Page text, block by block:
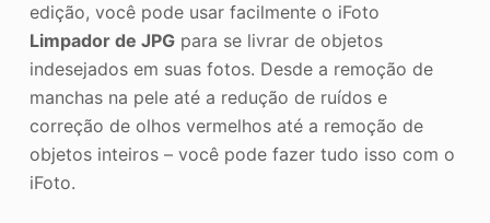
edição, você pode usar facilmente o iFoto
Limpador de JPGpara se livrar de objetos
indesejados em suas fotos. Desde a remoção de
manchas na pele até a redução de ruídos e
correção de olhos vermelhos até a remoção de
objetos inteiros – você pode fazer tudo isso com o
iFoto.